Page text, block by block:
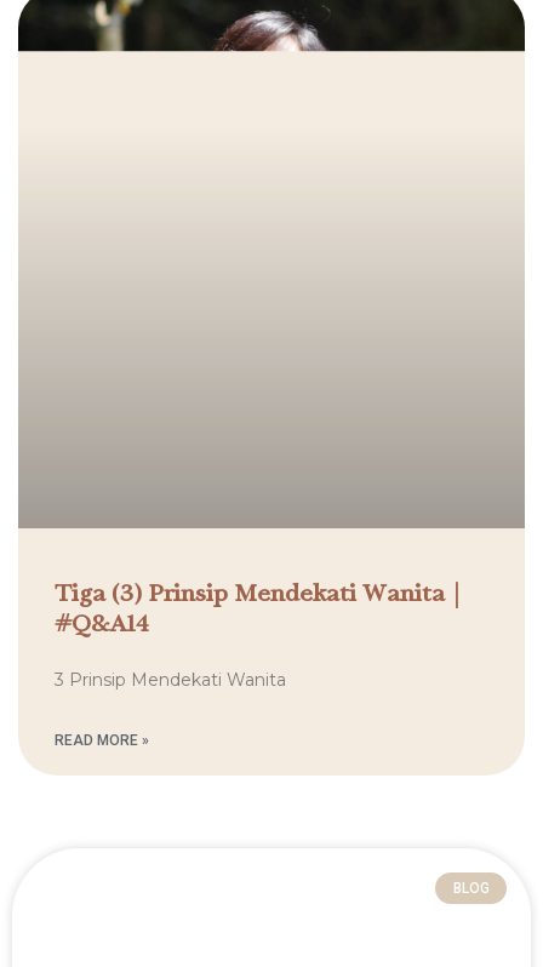
Tiga (3) Prinsip Mendekati Wanita |
#Q&A14
3 Prinsip Mendekati Wanita
READ MORE »
BLOG